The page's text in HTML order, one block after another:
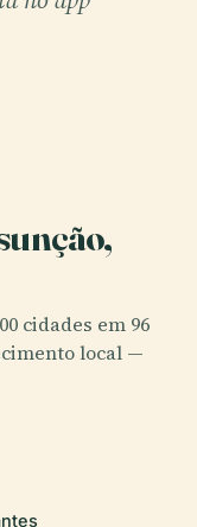
cidades em 96
local —